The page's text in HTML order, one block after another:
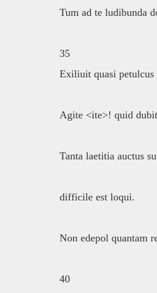
Tum ad te ludibunda
35
Exiliuit quasi petulcus
Agite <ite>! quid
Tanta laetitia auctus
difficile est loqui.
Non edepol quantam
40